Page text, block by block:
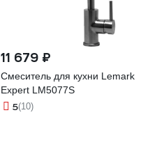
11 679 ₽
Смеситель для кухни Lemark
Expert LM5077S
5(10)